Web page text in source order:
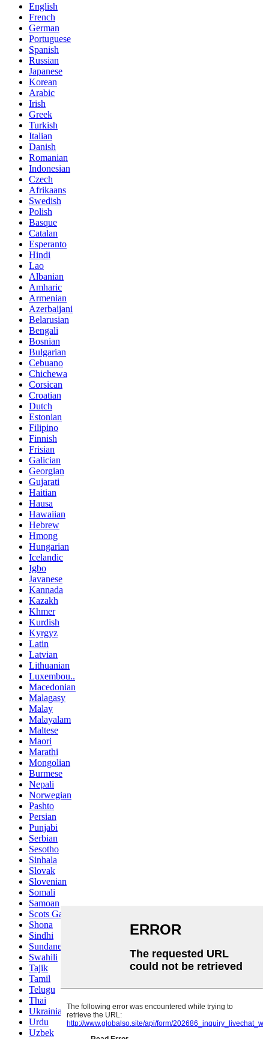
English
French
German
Portuguese
Spanish
Russian
Japanese
Korean
Arabic
Irish
Greek
Turkish
Italian
Danish
Romanian
Indonesian
Czech
Afrikaans
Swedish
Polish
Basque
Catalan
Esperanto
Hindi
Lao
Albanian
Amharic
Armenian
Azerbaijani
Belarusian
Bengali
Bosnian
Bulgarian
Cebuano
Chichewa
Corsican
Croatian
Dutch
Estonian
Filipino
Finnish
Frisian
Galician
Georgian
Gujarati
Haitian
Hausa
Hawaiian
Hebrew
Hmong
Hungarian
Icelandic
Igbo
Javanese
Kannada
Kazakh
Khmer
Kurdish
Kyrgyz
Latin
Latvian
Lithuanian
Luxembou..
Macedonian
Malagasy
Malay
Malayalam
Maltese
Maori
Marathi
Mongolian
Burmese
Nepali
Norwegian
Pashto
Persian
Punjabi
Serbian
Sesotho
Sinhala
Slovak
Slovenian
Somali
Samoan
Scots Gaelic
Shona
Sindhi
Sundanese
Swahili
Tajik
Tamil
Telugu
Thai
Ukrainian
Urdu
Uzbek